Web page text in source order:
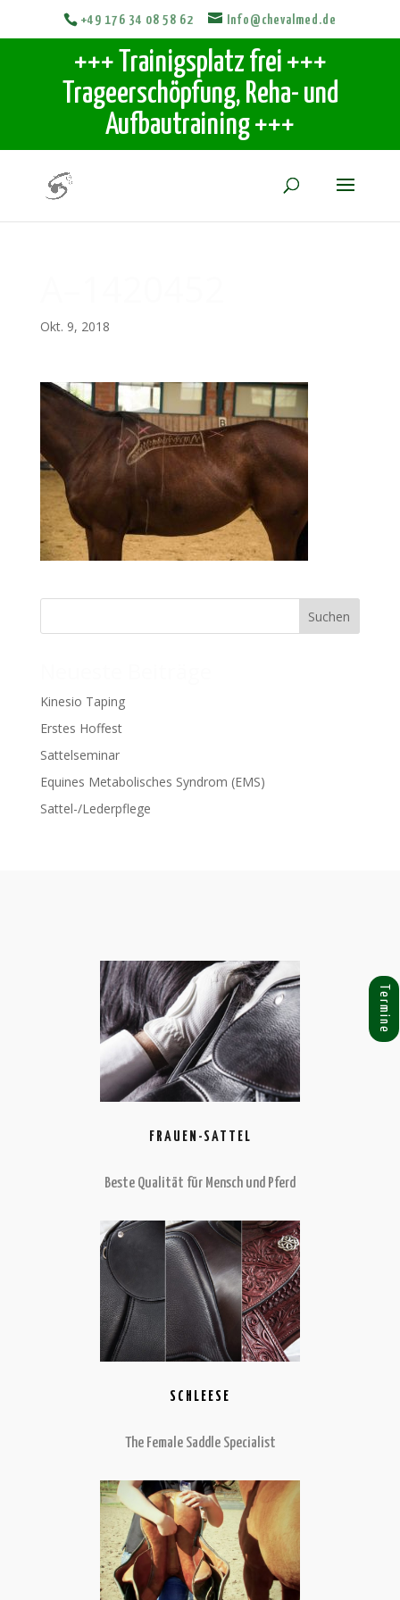
+49 176 34 08 58 62 Info@chevalmed.de
+++ Trainigsplatz frei +++
Trageerschöpfung, Reha- und
Aufbautraining +++
Okt. 9, 2018
Kinesio Taping
Erstes Hoffest
Sattelseminar
Equines Metabolisches Syndrom (EMS)
Sattel-/Lederpflege
Termine
FRAUEN-SATTEL
Beste Qualität für Mensch und Pferd
SCHLEESE
The Female Saddle Specialist